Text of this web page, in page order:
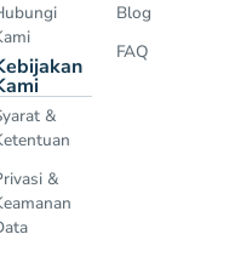
&
&
Blog
FAQ